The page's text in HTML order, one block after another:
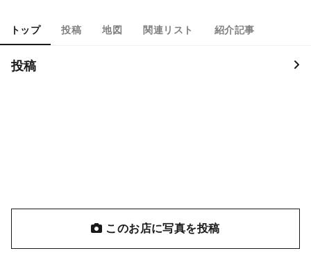
トップ 投稿 地図 関連リスト 紹介記事
投稿
このお店に写真を投稿